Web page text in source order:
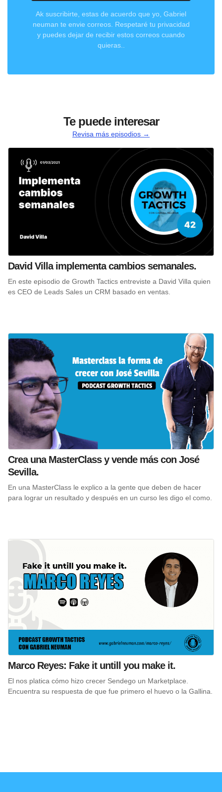
Ak suscribirte, estas de acuerdo que yo, Gabriel
neuman te envie correos. Respetaré tu privacidad
y puedes dejar de recibir estos correos cuando
quieras..
Te puede interesar
Revisa más episodios →
David Villa implementa cambios semanales.
En este episodio de Growth Tactics entreviste a David Villa quien
es CEO de Leads Sales un CRM basado en ventas.
Crea una MasterClass y vende más con José
Sevilla.
En una MasterClass le explico a la gente que deben de hacer
para lograr un resultado y después en un curso les digo el como.
Marco Reyes: Fake it untill you make it.
El nos platica cómo hizo crecer Sendego un Marketplace.
Encuentra su respuesta de que fue primero el huevo o la Gallina.